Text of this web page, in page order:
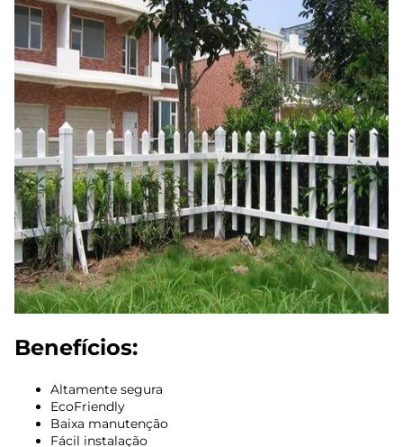
Benefícios:
Altamente segura
EcoFriendly
Baixa manutenção
Fácil instalação